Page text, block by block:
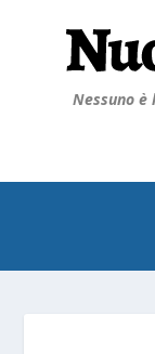
Nessuno è